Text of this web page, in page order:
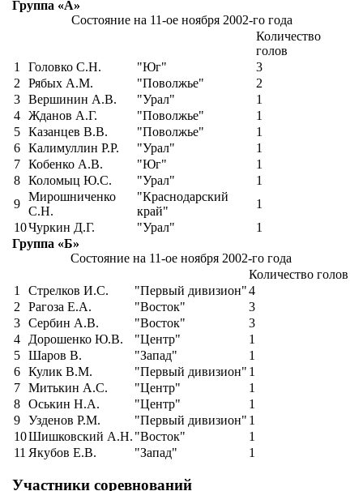
Группа «А»
Состояние на 11-ое ноября 2002-го года
Количество
голов
1
Головко С.Н. "Юг"
3
2
Рябых А.М. "Поволжье"
2
3 Вершинин А.В. "Урал"
1
4 Жданов А.Г. "Поволжье"
1
5 Казанцев В.В. "Поволжье"
1
6 Калимуллин Р.Р. "Урал"
1
7 Кобенко А.В. "Юг"
1
8 Коломыц Ю.С. "Урал"
1
9
Мирошниченко
С.Н.
"Краснодарский
край"
1
10Чуркин Д.Г. "Урал"
1
Группа «Б»
Состояние на 11-ое ноября 2002-го года
Количество голов
1
Стрелков И.С. "Первый дивизион"4
2
Рагоза Е.А. "Восток"
3
3 Сербин А.В. "Восток"
3
4
Дорошенко Ю.В. "Центр"
1
5 Шаров В. "Запад"
1
6 Кулик В.М. "Первый дивизион" 1
7 Митькин А.С. "Центр"
1
8 Оськин Н.А. "Центр"
1
9 Узденов Р.М. "Первый дивизион" 1
10Шишковский А.Н. "Восток"
1
11 Якубов Е.В. "Запад" 1
Участники соревнований